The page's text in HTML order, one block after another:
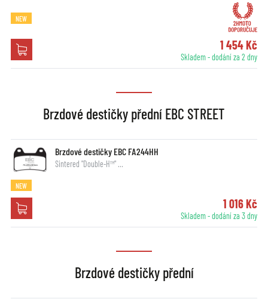
NEW
1 454 Kč
Skladem - dodání za 2 dny
Brzdové destičky přední EBC STREET
Brzdové destičky EBC FA244HH
Sintered "Double-H™" …
NEW
1 016 Kč
Skladem - dodání za 3 dny
Brzdové destičky přední